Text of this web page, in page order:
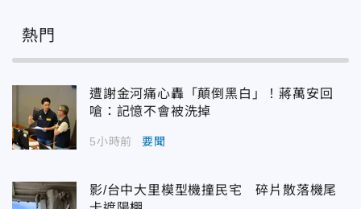
熱門
遭謝金河痛心轟「顛倒黑白」！蔣萬安回
嗆：記憶不會被洗掉
5小時前 要聞
影/台中大里模型機撞民宅 碎片散落機尾